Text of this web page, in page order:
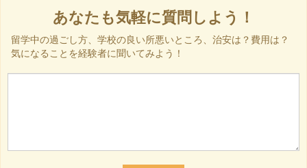
あなたも気軽に質問しよう！
留学中の過ごし方、学校の良い所悪いところ、治安は？費用は？
気になることを経験者に聞いてみよう！